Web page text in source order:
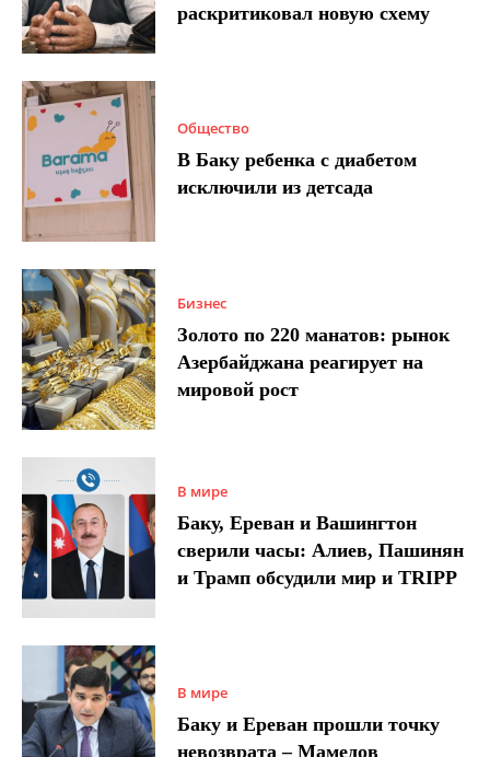
раскритиковал новую схему
Общество
В Баку ребенка с диабетом
исключили из детсада
Бизнес
Золото по 220 манатов: рынок
Азербайджана реагирует на
мировой рост
В мире
Баку, Ереван и Вашингтон
сверили часы: Алиев, Пашинян
и Трамп обсудили мир и TRIPP
В мире
Баку и Ереван прошли точку
невозврата – Мамедов